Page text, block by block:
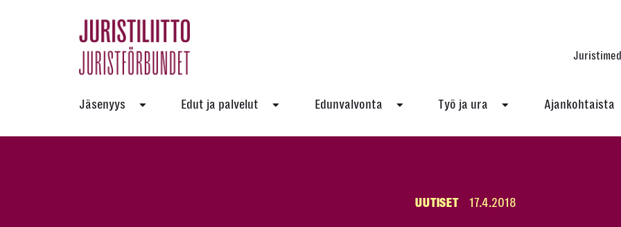
Jäsenyys Edut ja palvelut Edunvalvonta Työ ja ura Ajankohtaista
UUTISET 17.4.2018